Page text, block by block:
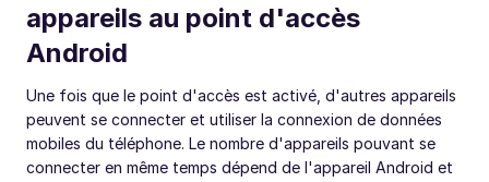
appareils au point d'accès
Android
Une fois que le point d'accès est activé, d'autres appareils
peuvent se connecter et utiliser la connexion de données
mobiles du téléphone. Le nombre d'appareils pouvant se
connecter en même temps dépend de l'appareil Android et